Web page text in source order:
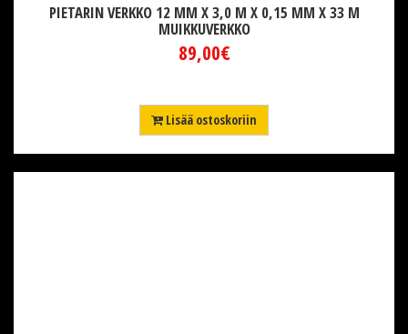
PIETARIN VERKKO 12 MM X 3,0 M X 0,15 MM X 33 M
MUIKKUVERKKO
89,00€
Lisää ostoskoriin